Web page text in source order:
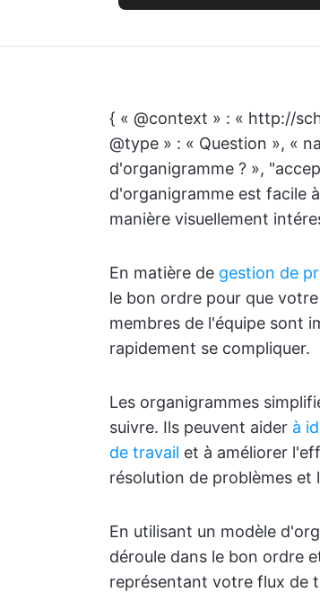
{ « @context » : « http://
@type » : « Question », «
d'organigramme ? »,
d'organigramme est facile
manière visuellement
En matière de gestion de
le bon ordre pour que
membres de l'équipe sont
rapidement se compliquer.
Les organigrammes
suivre. Ils peuvent aider à
de travail et à améliorer
résolution de problèmes et
En utilisant un modèle
déroule dans le bon ordre
représentant votre flux de